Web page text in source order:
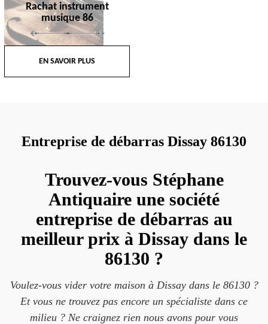
Rachat instrument
musique 86
EN SAVOIR PLUS
Entreprise de débarras Dissay 86130
Trouvez-vous Stéphane
Antiquaire une société
entreprise de débarras au
meilleur prix à Dissay dans le
86130 ?
Voulez-vous vider votre maison à Dissay dans le 86130 ?
Et vous ne trouvez pas encore un spécialiste dans ce
milieu ? Ne craignez rien nous avons pour vous